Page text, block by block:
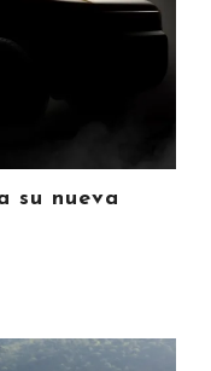
su nueva